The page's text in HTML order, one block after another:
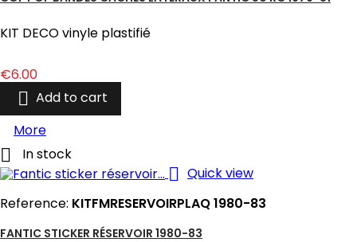
KIT DECO vinyle plastifié
Price
€6.00
 Add to cart
More
 In stock
 Quick view
Reference: KITFMRESERVOIRPLAQ 1980-83
FANTIC STICKER RÉSERVOIR 1980-83